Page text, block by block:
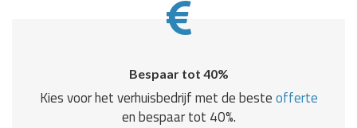
Bespaar tot 40%
Kies voor het verhuisbedrijf met de besteofferte
en bespaar tot 40%.